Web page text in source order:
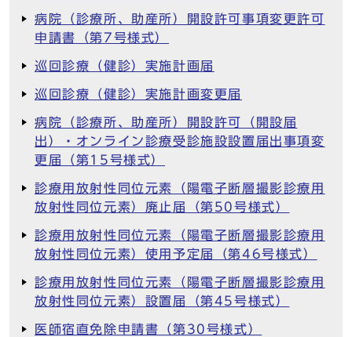
病院（診療所、助産所）開設許可事項変更許可
申請書（第7号様式）
巡回診療（健診）実施計画届
巡回診療（健診）実施計画変更届
病院（診療所、助産所）開設許可（開設届
出）・オンライン診療受診施設設置届出事項変
更届（第15号様式）
診療用放射性同位元素（陽電子断層撮影診療用
放射性同位元素）廃止届（第50号様式）
診療用放射性同位元素（陽電子断層撮影診療用
放射性同位元素）使用予定届（第46号様式）
診療用放射性同位元素（陽電子断層撮影診療用
放射性同位元素）設置届（第45号様式）
医師宿直免除申請書（第30号様式）